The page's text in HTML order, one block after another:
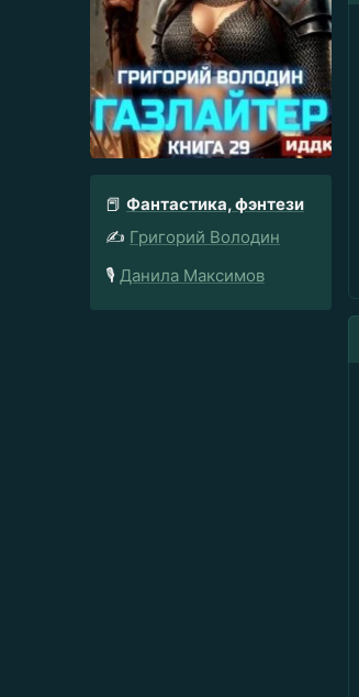
📕 Фантастика, фэнтези
✍️ Григорий Володин
🎙️ Данила Максимов